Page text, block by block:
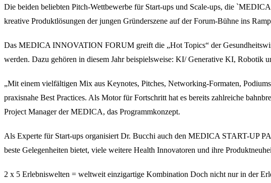
Die beiden beliebten Pitch-Wettbewerbe für Start-ups und Scale-ups, die
kreative Produktlösungen der jungen Gründerszene auf der Forum-Bühne ins
Das MEDICA INNOVATION FORUM greift die „Hot Topics“ der
werden. Dazu gehören in diesem Jahr beispielsweise: KI/ Generative KI, Robotik
„Mit einem vielfältigen Mix aus Keynotes, Pitches, Networking-Formaten,
praxisnahe Best Practices. Als Motor für Fortschritt hat es bereits zahlreiche
Project Manager der MEDICA, das Programmkonzept.
Als Experte für Start-ups organisiert Dr. Bucchi auch den MEDICA START-UP
beste Gelegenheiten bietet, viele weitere Health Innovatoren und ihre
2 x 5 Erlebniswelten = weltweit einzigartige Kombination Doch nicht nur in der